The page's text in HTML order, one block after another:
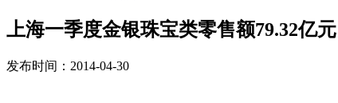
上海一季度金银珠宝类零售额79.32亿元
发布时间：2014-04-30